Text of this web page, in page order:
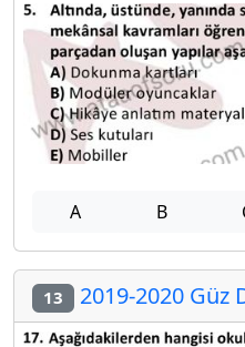
A B
13 2019-2020 Güz